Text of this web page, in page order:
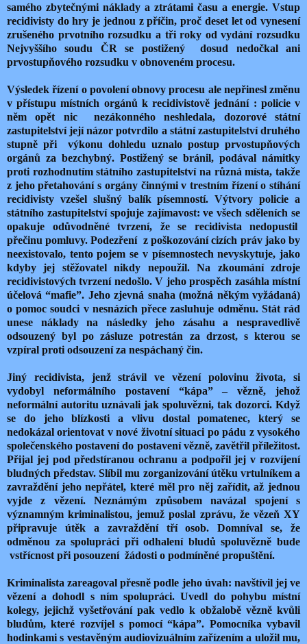
samého zbytečnými náklady a ztrátami času a energie. Vstup
recidivisty do hry je jednou z příčin, proč deset let od vynesení
zrušeného prvotního rozsudku a tři roky od vydání rozsudku
Nejvyššího soudu ČR se postižený dosud nedočkal ani
prvostupňového rozsudku v obnoveném procesu.
Výsledek řízení o povolení obnovy procesu ale nepřinesl změnu
v přístupu místních orgánů k recidivistově jednání : policie v
něm opět nic nezákonného neshledala, dozorové státní
zastupitelství její názor potvrdilo a státní zastupitelství druhého
stupně při výkonu dohledu uznalo postup prvostupňových
orgánů za bezchybný. Postižený se bránil, podával námitky
proti rozhodnutím státního zastupitelství na různá místa, takže
z jeho přetahování s orgány činnými v trestním řízení o stíhání
recidivisty vzešel slušný balík písemností. Výtvory policie a
státního zastupitelství spojuje zajímavost: ve všech sděleních se
opakuje odůvodněné tvrzení, že se recidivista nedopustil
přečinu pomluvy. Podezření z poškozování cizích práv jako by
neexistovalo, tento pojem se v písemnostech nevyskytuje, jako
kdyby jej stěžovatel nikdy nepoužil. Na zkoumání zdroje
recidivistových tvrzení nedošlo. V jeho prospěch zasáhla místní
účelová “mafie”. Jeho zjevná snaha (možná někým vyžádaná)
o pomoc soudci v nesnázích přece zasluhuje odměnu. Stát rád
unese náklady na následky jeho zásahu a nespravedlivě
odsouzený byl po zásluze potrestán za drzost, s kterou se
vzpíral proti odsouzení za nespáchaný čin.
Jiný recidivista, jenž strávil ve vězení polovinu života, si
vydobyl neformálního postavení “kápa” – vězně, jehož
neformální autoritu uznávali jak spoluvězni, tak dozorci. Když
se do jeho blízkosti a vlivu dostal pomatenec, který se
nedokázal orientovat v nové životní situaci po pádu z vysokého
společenského postavení do postavení vězně, zavětřil příležitost.
Přijal jej pod předstíranou ochranu a podpořil jej v rozvíjení
bludných představ. Slíbil mu zorganizování útěku vrtulníkem a
zavraždění jeho nepřátel, které měl pro něj zařídit, až jednou
vyjde z vězení. Neznámým způsobem navázal spojení s
významným kriminalistou, jemuž poslal zprávu, že vězeň XY
připravuje útěk a zavraždění tří osob. Domníval se, že
odměnou za spolupráci při odhalení bludů spoluvězně bude
vstřícnost při posouzení žádosti o podmíněné propuštění.
Kriminalista zareagoval přesně podle jeho úvah: navštívil jej ve
vězení a dohodl s ním spolupráci. Uvedl do pohybu místní
kolegy, jejichž vyšetřování pak vedlo k obžalobě vězně kvůli
bludům, které rozvíjel s pomocí “kápa”. Pomocníka vybavil
hodinkami s vestavěným audiovizuálním zařízením a uložil mu,